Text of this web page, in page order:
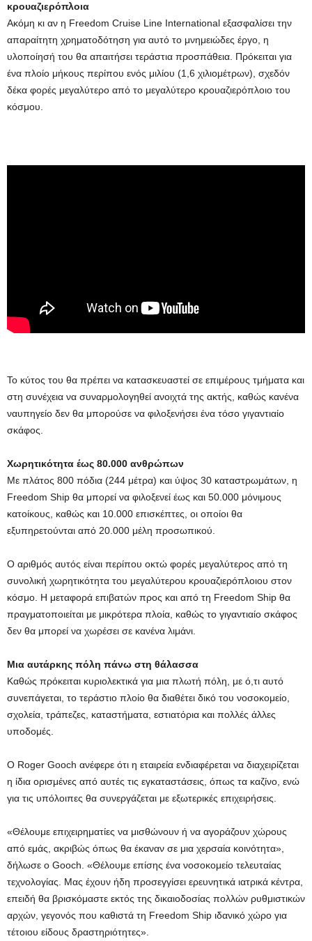
κρουαζιερόπλοια
Ακόμη κι αν η Freedom Cruise Line International εξασφαλίσει την
απαραίτητη χρηματοδότηση για αυτό το μνημειώδες έργο, η
υλοποίησή του θα απαιτήσει τεράστια προσπάθεια. Πρόκειται για
ένα πλοίο μήκους περίπου ενός μιλίου (1,6 χιλιομέτρων), σχεδόν
δέκα φορές μεγαλύτερο από το μεγαλύτερο κρουαζιερόπλοιο του
κόσμου.
Το κύτος του θα πρέπει να κατασκευαστεί σε επιμέρους τμήματα και
στη συνέχεια να συναρμολογηθεί ανοιχτά της ακτής, καθώς κανένα
ναυπηγείο δεν θα μπορούσε να φιλοξενήσει ένα τόσο γιγαντιαίο
σκάφος.
Χωρητικότητα έως 80.000 ανθρώπων
Με πλάτος 800 πόδια (244 μέτρα) και ύψος 30 καταστρωμάτων, η
Freedom Ship θα μπορεί να φιλοξενεί έως και 50.000 μόνιμους
κατοίκους, καθώς και 10.000 επισκέπτες, οι οποίοι θα
εξυπηρετούνται από 20.000 μέλη προσωπικού.
Ο αριθμός αυτός είναι περίπου οκτώ φορές μεγαλύτερος από τη
συνολική χωρητικότητα του μεγαλύτερου κρουαζιερόπλοιου στον
κόσμο. Η μεταφορά επιβατών προς και από τη Freedom Ship θα
πραγματοποιείται με μικρότερα πλοία, καθώς το γιγαντιαίο σκάφος
δεν θα μπορεί να χωρέσει σε κανένα λιμάνι.
Μια αυτάρκης πόλη πάνω στη θάλασσα
Καθώς πρόκειται κυριολεκτικά για μια πλωτή πόλη, με ό,τι αυτό
συνεπάγεται, το τεράστιο πλοίο θα διαθέτει δικό του νοσοκομείο,
σχολεία, τράπεζες, καταστήματα, εστιατόρια και πολλές άλλες
υποδομές.
Ο Roger Gooch ανέφερε ότι η εταιρεία ενδιαφέρεται να διαχειρίζεται
η ίδια ορισμένες από αυτές τις εγκαταστάσεις, όπως τα καζίνο, ενώ
για τις υπόλοιπες θα συνεργάζεται με εξωτερικές επιχειρήσεις.
«Θέλουμε επιχειρηματίες να μισθώνουν ή να αγοράζουν χώρους
από εμάς, ακριβώς όπως θα έκαναν σε μια χερσαία κοινότητα»,
δήλωσε ο Gooch. «Θέλουμε επίσης ένα νοσοκομείο τελευταίας
τεχνολογίας. Μας έχουν ήδη προσεγγίσει ερευνητικά ιατρικά κέντρα,
επειδή θα βρισκόμαστε εκτός της δικαιοδοσίας πολλών ρυθμιστικών
αρχών, γεγονός που καθιστά τη Freedom Ship ιδανικό χώρο για
τέτοιου είδους δραστηριότητες».